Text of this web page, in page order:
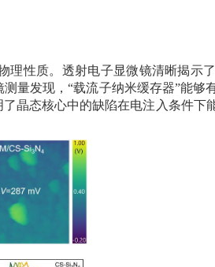
性质。透射电子显微镜清晰揭示
量发现，“载流子纳米缓存器”能够
态核心中的缺陷在电注入条件下